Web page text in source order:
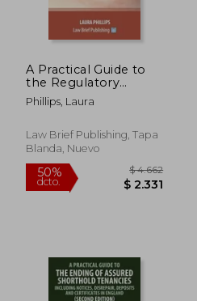
40%
dcto. $ 3.534
A Practical Guide to
the Regulatory
Reform (Fire Safety)
Order 2005 (en
Phillips, Laura
Law Brief Publishing, Tapa
Blanda, Nuevo